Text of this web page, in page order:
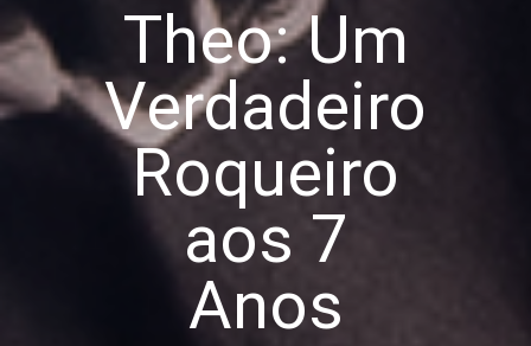
Theo: Um
Verdadeiro
Roqueiro
aos 7
Anos